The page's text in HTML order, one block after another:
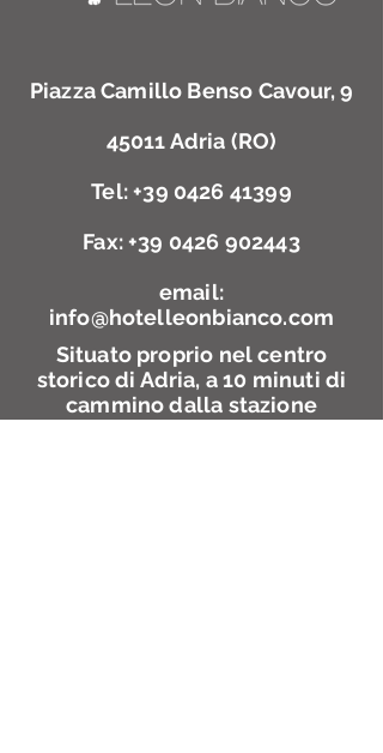
Piazza Camillo Benso Cavour, 9
45011 Adria (RO)
Tel: +39 0426 41399
Fax: +39 0426 902443
email:
info@hotelleonbianco.com
Situato proprio nel centro
storico di Adria, a 10 minuti di
cammino dalla stazione